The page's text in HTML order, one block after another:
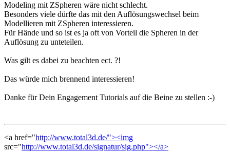
Modeling mit ZSpheren wäre nicht schlecht.
Besonders viele dürfte das mit den Auflösungswechsel beim
Modellieren mit ZSpheren interessieren.
Für Hände und so ist es ja oft von Vorteil die Spheren in der
Auflösung zu unteteilen.
Was gilt es dabei zu beachten ect. ?!
Das würde mich brennend interessieren!
Danke für Dein Engagement Tutorials auf die Beine zu stellen :-)
<a href="http://www.total3d.de/"><img
src="http://www.total3d.de/signatur/sig.php"></a>